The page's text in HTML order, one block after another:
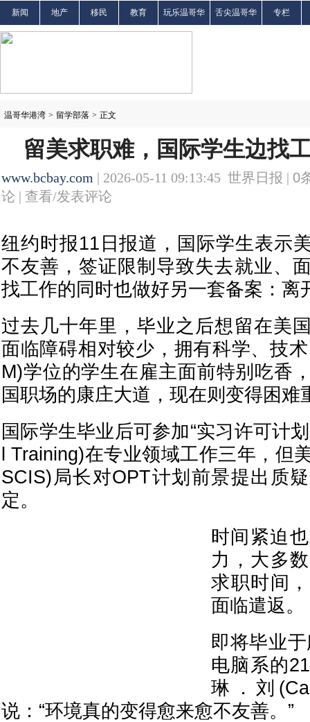
新闻 地产 移民 教育 玩乐温哥华 舌尖温哥华 专栏
温哥华港湾 > 留学部落 > 正文
留美求职难，国际学生边找
www.bcbay.com | 2026-05-11 09:13:45 世界日报 | 0
论 | 查看/发表评论
纽约时报11日报道，国际学生表示
不友善，签证限制导致失去就业、
找工作的同时也做好另一套备案：离
过去几十年里，毕业之后想留在美
面临障碍相对较少，拥有科学、技
M)学位的学生在雇主面前特别吃香
国职场的康庄大道，现在则变得困难
国际学生毕业后可参加“实习许可计
l Training)在专业领域工作三年，但
SCIS)局长对OPT计划前景提出质
定。
时间紧迫
力，大多
求职时间
面临遣返。
即将毕业
电脑系的
琳．刘
说：“环境真的变得愈来愈不友善。”